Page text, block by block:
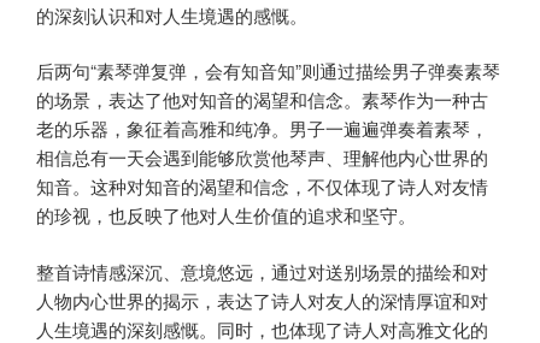
的深刻认识和对人生境遇的感慨。
后两句“素琴弹复弹，会有知音知”则通过描绘男子弹奏素琴
的场景，表达了他对知音的渴望和信念。素琴作为一种古
老的乐器，象征着高雅和纯净。男子一遍遍弹奏着素琴，
相信总有一天会遇到能够欣赏他琴声、理解他内心世界的
知音。这种对知音的渴望和信念，不仅体现了诗人对友情
的珍视，也反映了他对人生价值的追求和坚守。
整首诗情感深沉、意境悠远，通过对送别场景的描绘和对
人物内心世界的揭示，表达了诗人对友人的深情厚谊和对
人生境遇的深刻感慨。同时，也体现了诗人对高雅文化的